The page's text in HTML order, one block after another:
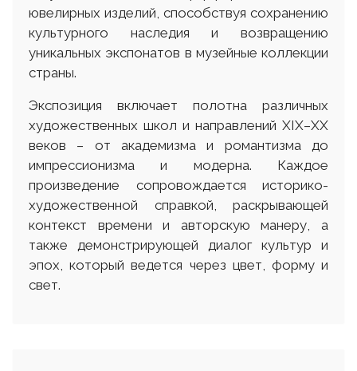
ювелирных изделий, способствуя сохранению
культурного наследия и возвращению
уникальных экспонатов в музейные коллекции
страны.
Экспозиция включает полотна различных
художественных школ и направлений XIX–XX
веков – от академизма и романтизма до
импрессионизма и модерна. Каждое
произведение сопровождается историко-
художественной справкой, раскрывающей
контекст времени и авторскую манеру, а
также демонстрирующей диалог культур и
эпох, который ведется через цвет, форму и
свет.